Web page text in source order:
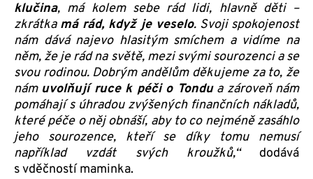
klučina, má kolem sebe rád lidi, hlavně děti –
zkrátka má rád, když je veselo. Svoji spokojenost
nám dává najevo hlasitým smíchem a vidíme na
něm, že je rád na světě, mezi svými sourozenci a se
svou rodinou. Dobrým andělům děkujeme za to, že
nám uvolňují ruce k péči o Tondua zároveň nám
pomáhají s úhradou zvýšených finančních nákladů,
které péče o něj obnáší, aby to co nejméně zasáhlo
jeho sourozence, kteří se díky tomu nemusí
například vzdát svých kroužků,“dodává
s vděčností maminka.